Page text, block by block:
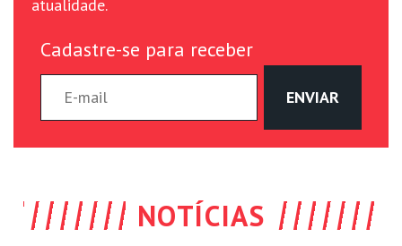
atualidade.
Cadastre-se para receber
NOTÍCIAS